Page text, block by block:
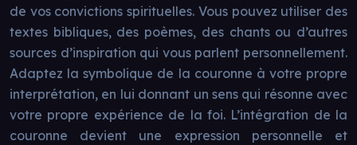
de vos convictions spirituelles. Vous pouvez utiliser des
textes bibliques, des poèmes, des chants ou d’autres
sources d’inspiration qui vous parlent personnellement.
Adaptez la symbolique de la couronne à votre propre
interprétation, en lui donnant un sens qui résonne avec
votre propre expérience de la foi. L’intégration de la
couronne devient une expression personnelle et